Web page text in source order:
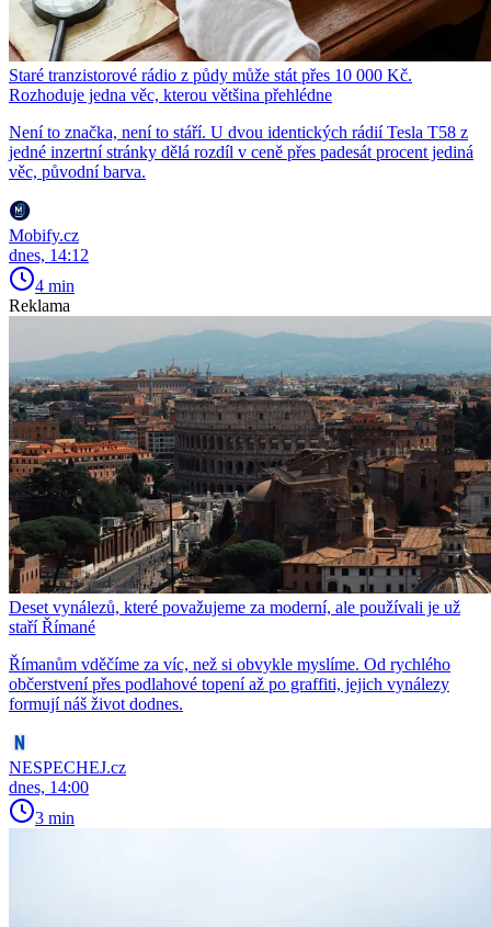
Staré tranzistorové rádio z půdy může stát přes 10 000 Kč.
Rozhoduje jedna věc, kterou většina přehlédne
Není to značka, není to stáří. U dvou identických rádií Tesla T58 z
jedné inzertní stránky dělá rozdíl v ceně přes padesát procent jediná
věc, původní barva.
Mobify.cz
dnes, 14:12
4 min
Reklama
Deset vynálezů, které považujeme za moderní, ale používali je už
staří Římané
Římanům vděčíme za víc, než si obvykle myslíme. Od rychlého
občerstvení přes podlahové topení až po graffiti, jejich vynálezy
formují náš život dodnes.
NESPECHEJ.cz
dnes, 14:00
3 min